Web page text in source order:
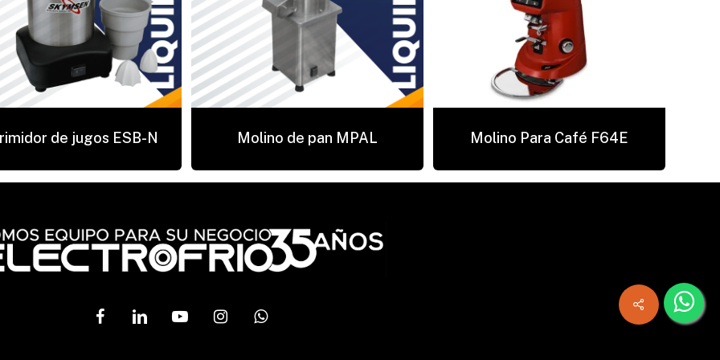
Finalizar compra
de jugos ESB-N Molino de pan MPAL Molino Para Café F64E
facebooklinkedin youtubeinstagramwhatsapp